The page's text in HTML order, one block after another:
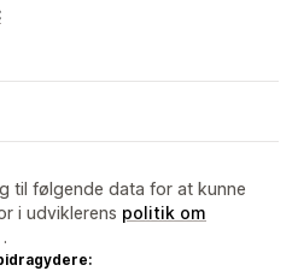
til følgende data for at kunne
i udviklerens politik om
.